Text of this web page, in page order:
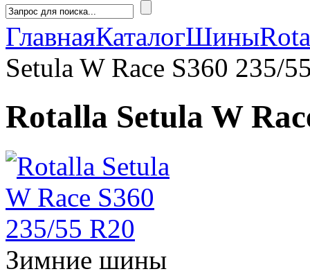
ГлавнаяКаталогШины
Setula W Race S360 235/
Rotalla Setula W
Зимние шины